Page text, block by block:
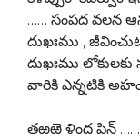
…… సంపద వలన
దుఖఃము ,
దుఖఃము
వారికి ఎన్నటికి
తఱఱె ళింద పిన్